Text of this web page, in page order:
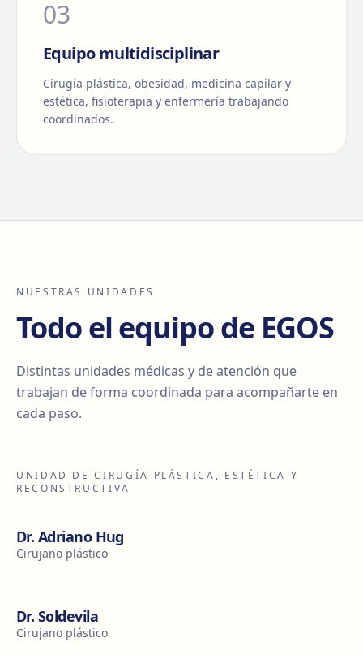
03
Equipo multidisciplinar
Cirugía plástica, obesidad, medicina capilar y
estética, fisioterapia y enfermería trabajando
coordinados.
NUESTRAS UNIDADES
Todo el equipo de EGOS
Distintas unidades médicas y de atención que
trabajan de forma coordinada para acompañarte en
cada paso.
UNIDAD DE CIRUGÍA PLÁSTICA, ESTÉTICA Y
RECONSTRUCTIVA
Dr. Adriano Hug
Cirujano plástico
Dr. Soldevila
Cirujano plástico